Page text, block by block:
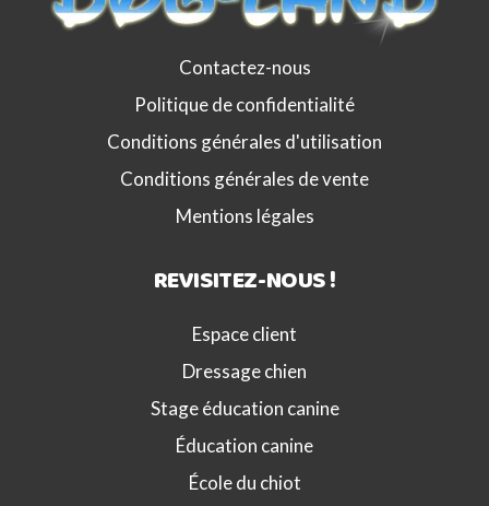
Contactez-nous
Politique de confidentialité
Conditions générales d'utilisation
Conditions générales de vente
Mentions légales
REVISITEZ-NOUS !
Espace client
Dressage chien
Stage éducation canine
Éducation canine
École du chiot